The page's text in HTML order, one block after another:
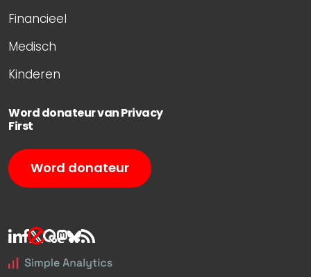
Financieel
Medisch
Kinderen
Word donateur van Privacy
First
Word donateur